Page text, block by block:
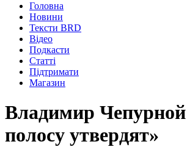
Головна
Новини
Тексти BRD
Відео
Подкасти
Статті
Підтримати
Магазин
Владимир
полосу утвердят»